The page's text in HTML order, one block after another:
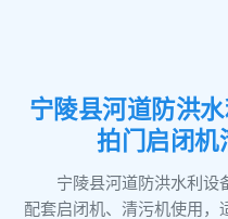
宁陵县河道防洪
拍门启闭机
宁陵县河道防洪水利设
配套启闭机、清污机使用，